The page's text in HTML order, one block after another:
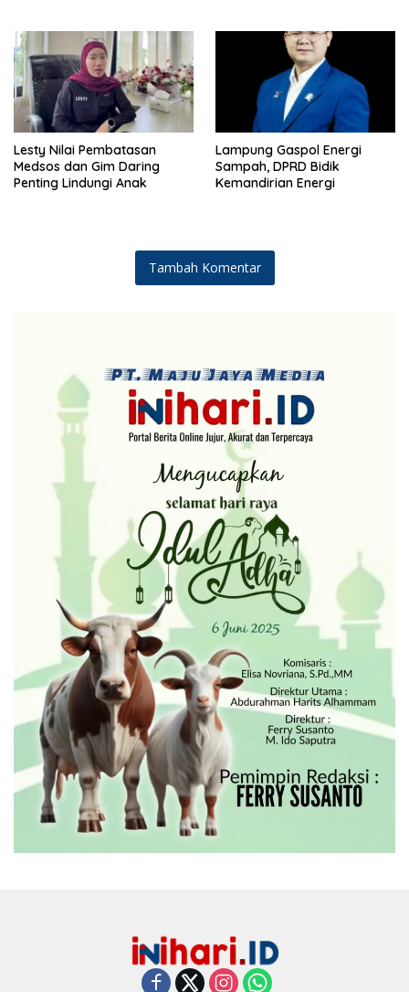
Lesty Nilai Pembatasan
Medsos dan Gim Daring
Penting Lindungi Anak
Lampung Gaspol Energi
Sampah, DPRD Bidik
Kemandirian Energi
Tambah Komentar